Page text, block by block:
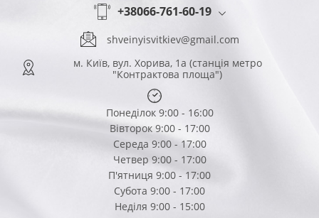
+38066-761-60-19
shveinyisvitkiev@gmail.com
м. Київ, вул. Хорива, 1а (станція метро
"Контрактова площа")
Понеділок 9:00 - 16:00
Вівторок 9:00 - 17:00
Середа 9:00 - 17:00
Четвер 9:00 - 17:00
П'ятниця 9:00 - 17:00
Субота 9:00 - 17:00
Неділя 9:00 - 15:00